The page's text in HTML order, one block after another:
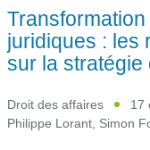
juridiques : les
sur la
Droit des affaires
17
Philippe Lorant, Simon